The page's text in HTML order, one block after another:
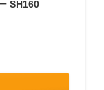
SH160